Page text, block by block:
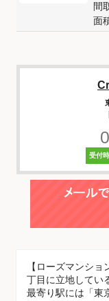
間
面
受付
【ローズマンシ
丁目に立地してい
最寄り駅には「東